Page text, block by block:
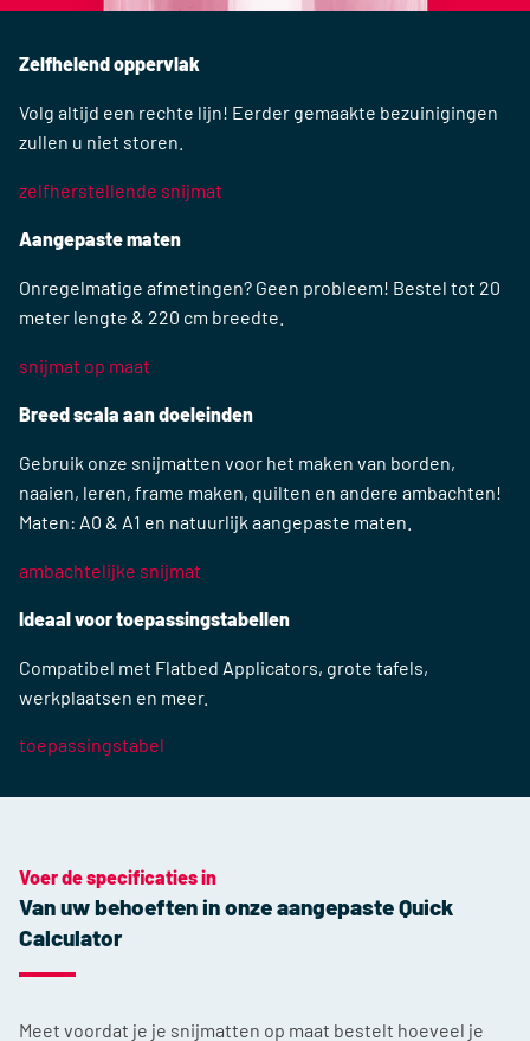
Zelfhelend oppervlak
Volg altijd een rechte lijn! Eerder gemaakte bezuinigingen
zullen u niet storen.
zelfherstellende snijmat
Aangepaste maten
Onregelmatige afmetingen? Geen probleem! Bestel tot 20
meter lengte & 220 cm breedte.
snijmat op maat
Breed scala aan doeleinden
Gebruik onze snijmatten voor het maken van borden,
naaien, leren, frame maken, quilten en andere ambachten!
Maten: A0 & A1 en natuurlijk aangepaste maten.
ambachtelijke snijmat
Ideaal voor toepassingstabellen
Compatibel met Flatbed Applicators, grote tafels,
werkplaatsen en meer.
toepassingstabel
Van uw behoeften in onze aangepaste Quick
Calculator
Voer de specificaties in
Meet voordat je je snijmatten op maat bestelt hoeveel je